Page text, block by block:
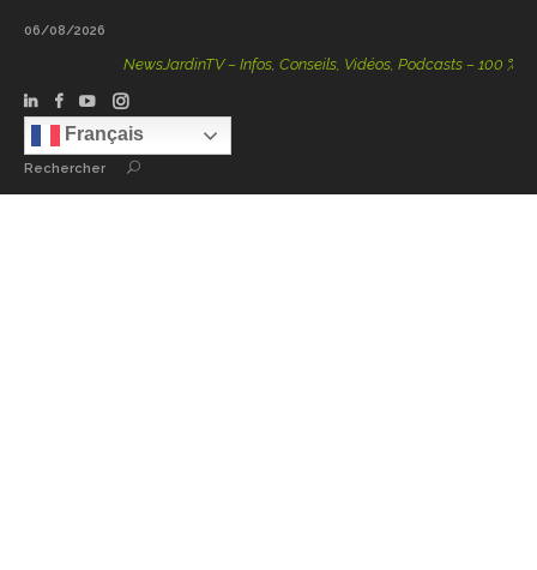
06/08/2026
NewsJardinTV – Infos, Conseils, Vidéos, Podcasts – 100 %
Français
Rechercher